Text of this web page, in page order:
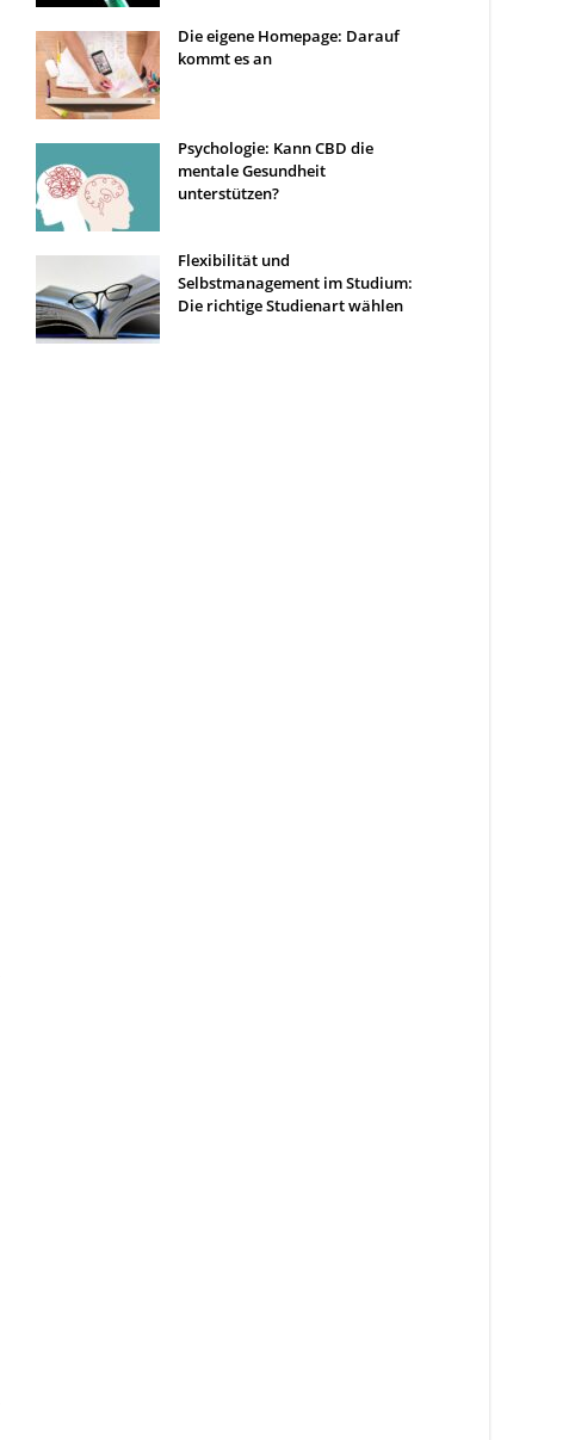
Die eigene Homepage: Darauf
kommt es an
Psychologie: Kann CBD die
mentale Gesundheit
unterstützen?
Flexibilität und
Selbstmanagement im Studium:
Die richtige Studienart wählen